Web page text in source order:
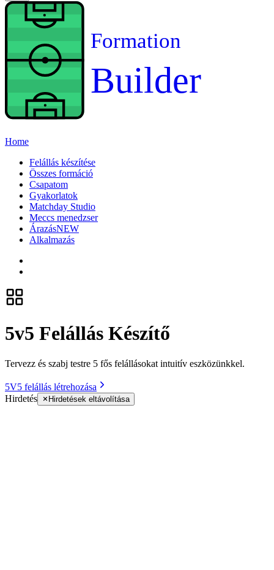
Formation
Builder
Home
Felállás készítése
Összes formáció
Csapatom
Gyakorlatok
Matchday Studio
Meccs menedzser
ÁrazásNEW
Alkalmazás
5v5 Felállás Készítő
Tervezz és szabj testre 5 fős felállásokat intuitív eszközünkkel.
5V5 felállás létrehozása
Hirdetés
Hirdetések eltávolítása